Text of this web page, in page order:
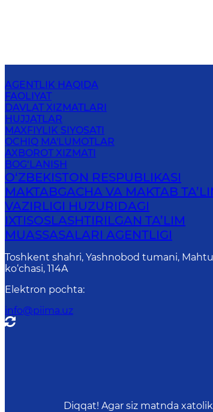
AGENTLIK HAQIDA
FAOLIYAT
DAVLAT XIZMATLARI
HUJJATLAR
MAXFIYLIK SIYOSATI
OCHIQ MA'LUMOTLAR
AXBOROT XIZMATI
BOG‘LANISH
O‘ZBEKISTON RESPUBLIKASI
MAKTABGACHA VA MAKTAB
VAZIRLIGI HUZURIDAGI
IXTISOSLASHTIRILGAN TA’LIM
MUASSASALARI AGENTLIGI
Toshkent shahri, Yashnobod tumani,
ko‘chasi, 114A
Elektron pochta:
info@piima.uz
Diqqat! Agar siz matnda